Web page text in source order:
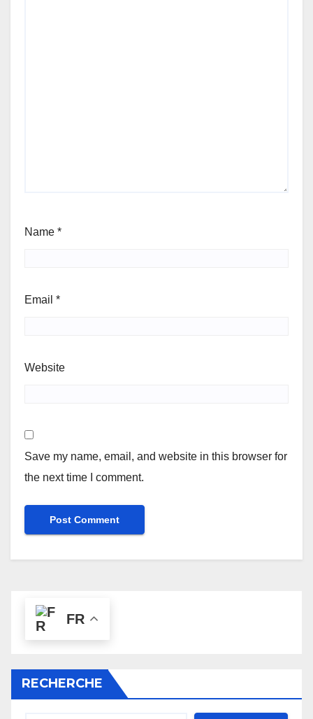
Name *
Email *
Website
Save my name, email, and website in this browser for
the next time I comment.
FR
RECHERCHE